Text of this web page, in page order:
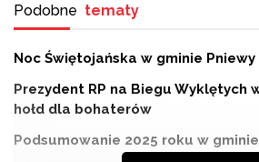
Podobne tematy
Noc Świętojańska w gminie Pniewy
Prezydent RP na Biegu Wyklętych
hołd dla bohaterów
Podsumowanie 2025 roku w